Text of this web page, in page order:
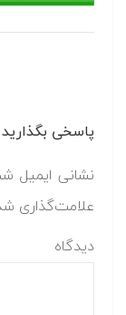
پاسخی بگذارید
نشانی ایمیل
علامت‌گذاری
دیدگاه